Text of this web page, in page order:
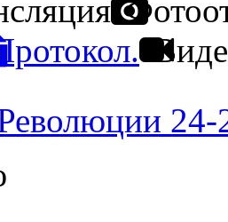
24-